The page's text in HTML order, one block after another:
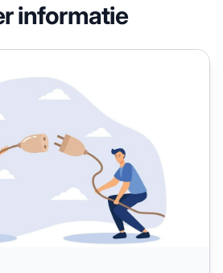
informatie
Plugins voor 2026